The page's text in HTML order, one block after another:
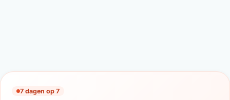
7 dagen op 7